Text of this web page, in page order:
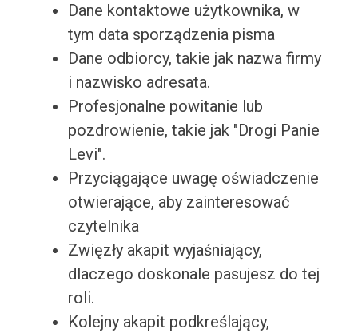
Dane kontaktowe użytkownika, w
tym data sporządzenia pisma
Dane odbiorcy, takie jak nazwa firmy
i nazwisko adresata.
Profesjonalne powitanie lub
pozdrowienie, takie jak "Drogi Panie
Levi".
Przyciągające uwagę oświadczenie
otwierające, aby zainteresować
czytelnika
Zwięzły akapit wyjaśniający,
dlaczego doskonale pasujesz do tej
roli.
Kolejny akapit podkreślający,